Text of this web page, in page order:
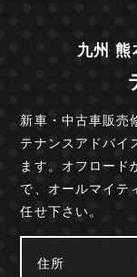
九州 熊
新車・中古車販売
テナンスアドバイ
ます。オフロード
で、オールマイテ
任せ下さい。
住所